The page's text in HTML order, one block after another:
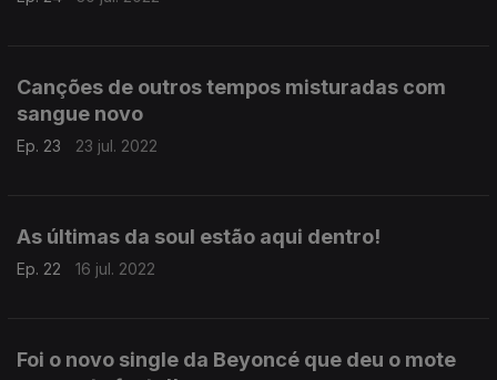
Canções de outros tempos misturadas com
sangue novo
Ep. 23 23 jul. 2022
As últimas da soul estão aqui dentro!
Ep. 22 16 jul. 2022
Foi o novo single da Beyoncé que deu o mote